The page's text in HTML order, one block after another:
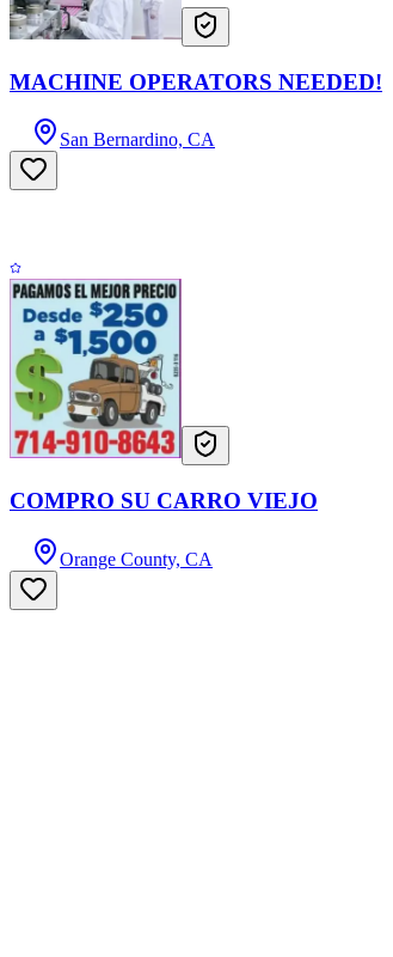
MACHINE OPERATORS NEEDED!
San Bernardino, CA
COMPRO SU CARRO VIEJO
Orange County, CA